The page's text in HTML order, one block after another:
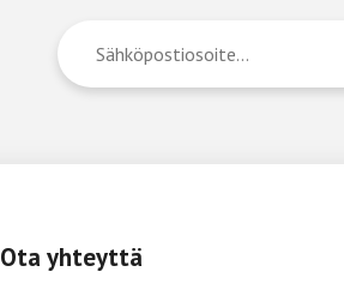
Ota yhteyttä